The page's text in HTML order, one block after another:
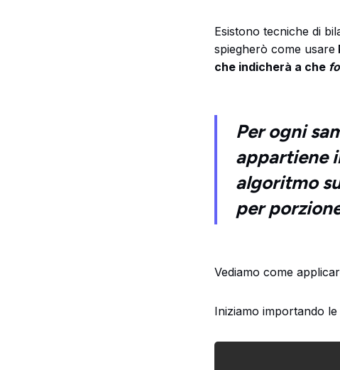
Esistono tecniche di
spiegherò come usare
che indicherà a che
Per ogni
appartiene
algoritmo
per
Vediamo come
Iniziamo importando